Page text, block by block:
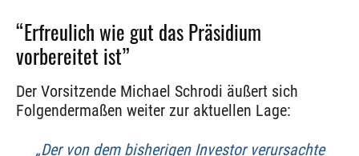
“Erfreulich wie gut das Präsidium
vorbereitet ist”
Der Vorsitzende Michael Schrodi äußert sich
Folgendermaßen weiter zur aktuellen Lage:
„Der von dem bisherigen Investor verursachte